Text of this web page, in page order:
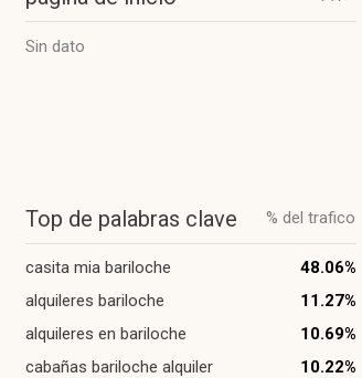
Sin dato
Top de palabras clave % del trafico
casita mia bariloche
48.06%
alquileres bariloche
11.27%
alquileres en bariloche
10.69%
cabañas bariloche alquiler
10.22%